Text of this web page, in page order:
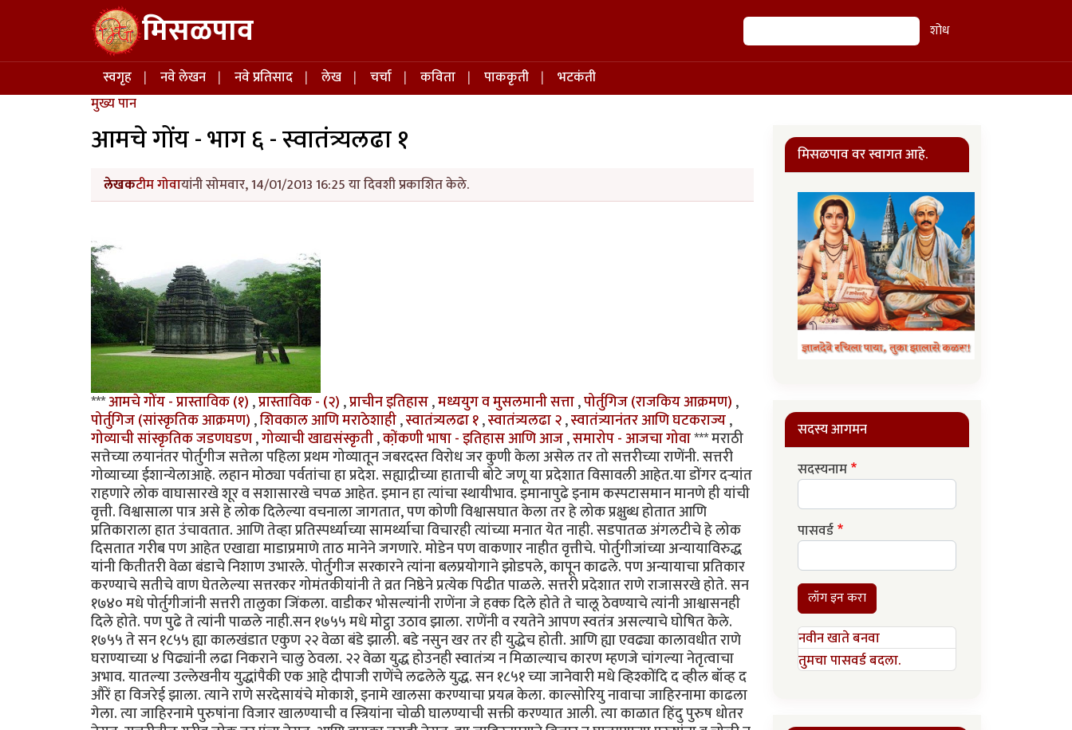
Skip to main content मिसळपाव शोध शोध
Main navigation
स्वगृह नवे लेखन नवे प्रतिसाद लेख चर्चा कविता पाककृती
भटकंती
मुख्य पान
आमचे गोंय - भाग ६ - स्वातंत्र्यलढा १
लेखकटीम गोवायांनी सोमवार, 14/01/2013 16:25 या दिवशी प्रकाशित केले.
***आमचे गोंय - प्रास्ताविक (१),प्रास्ताविक - (२),प्राचीन इतिहास,मध्ययुग व मुसलमानी सत्ता,पोर्तुगिज (राजकिय आक्रमण),
पोर्तुगिज (सांस्कृतिक आक्रमण),शिवकाल आणि मराठेशाही,स्वातंत्र्यलढा १,स्वातंत्र्यलढा २,स्वातंत्र्यानंतर आणि घटकराज्य,
गोव्याची सांस्कृतिक जडणघडण,गोव्याची खाद्यसंस्कृती,को़ंकणी भाषा - इतिहास आणि आज,समारोप - आजचा गोवा*** मराठी
सत्तेच्या लयानंतर पोर्तुगीज सत्तेला पहिला प्रथम गोव्यातून जबरदस्त विरोध जर कुणी केला असेल तर तो सत्तरीच्या राणेंनी. सत्तरी
गोव्याच्या ईशान्येलाआहे. लहान मोठ्या पर्वतांचा हा प्रदेश. सह्याद्रीच्या हाताची बोटे जणू या प्रदेशात विसावली आहेत.या डोंगर दर्‍यांत
राहणारे लोक वाघासारखे शूर व सशासारखे चपळ आहेत. इमान हा त्यांचा स्थायीभाव. इमानापुढे इनाम कस्पटासमान मानणे ही यांची
वृत्ती. विश्वासाला पात्र असे हे लोक दिलेल्या वचनाला जागतात, पण कोणी विश्वासघात केला तर हे लोक प्रक्षुब्ध होतात आणि
प्रतिकाराला हात उंचावतात. आणि तेव्हा प्रतिस्पर्ध्याच्या सामर्थ्याचा विचारही त्यांच्या मनात येत नाही. सडपातळ अंगलटीचे हे लोक
दिसतात गरीब पण आहेत एखाद्या माडाप्रमाणे ताठ मानेने जगणारे. मोडेन पण वाकणार नाहीत वृत्तीचे. पोर्तुगीजांच्या अन्यायाविरुद्ध
यांनी कितीतरी वेळा बंडाचे निशाण उभारले. पोर्तुगीज सरकारने त्यांना बलप्रयोगाने झोडपले, कापून काढले. पण अन्यायाचा प्रतिकार
करण्याचे सतीचे वाण घेतलेल्या सत्तरकर गोमंतकीयांनी ते व्रत निष्ठेने प्रत्येक पिढीत पाळले. सत्तरी प्रदेशात राणे राजासरखे होते. सन
१७४० मधे पोर्तुगीजांनी सत्तरी तालुका जिंकला. वाडीकर भोसल्यांनी राणेंना जे हक्क दिले होते ते चालू ठेवण्याचे त्यांनी आश्वासनही
दिले होते. पण पुढे ते त्यांनी पाळले नाही.सन १७५५ मधे मोट्ठा उठाव झाला. राणेंनी व रयतेने आपण स्वतंत्र असल्याचे घोषित केले.
१७५५ ते सन १८५५ ह्या कालखंडात एकुण २२ वेळा बंडे झाली. बडे नसुन खर तर ही युद्धेच होती. आणि ह्या एवढ्या कालावधीत राणे
घराण्याच्या ४ पिढ्यांनी लढा निकराने चालु ठेवला. २२ वेळा युद्ध होउनही स्वातंत्र्य न मिळाल्याच कारण म्हणजे चांगल्या नेतृत्वाचा
अभाव. यातल्या उल्लेखनीय युद्धांपैकी एक आहे दीपाजी राणेंचे लढलेले युद्ध. सन १८५१ च्या जानेवारी मधे व्हिश्कोंदि द व्हील बॉव्ह द
औरें हा विजरेई झाला. त्याने राणे सरदेसायंचे मोकाशे, इनामे खालसा करण्याचा प्रयत्न केला. काल्सोरियु नावाचा जाहिरनामा काढला
गेला. त्या जाहिरनामे पुरुषांना विजार खालण्याची व स्त्रियांना चोळी घालण्याची सक्ती करण्यात आली. त्या काळात हिंदु पुरुष धोतर
मिसळपाव वर स्वागत आहे.
सदस्य आगमन
सदस्यनाम
पासवर्ड
लॉग इन करा
नवीन खाते बनवा
तुमचा पासवर्ड बदला.